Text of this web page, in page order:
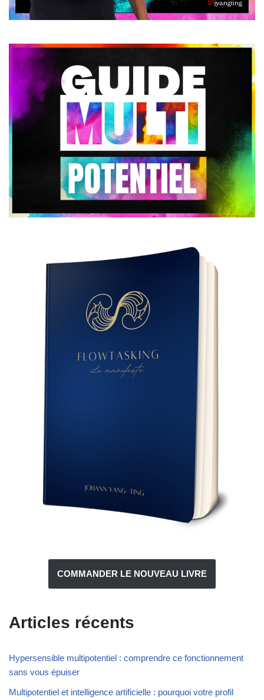
COMMANDER LE NOUVEAU LIVRE
Articles récents
Hypersensible multipotentiel : comprendre ce fonctionnement
sans vous épuiser
Multipotentiel et intelligence artificielle : pourquoi votre profil